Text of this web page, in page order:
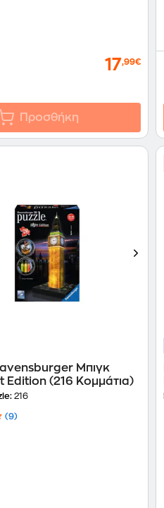
17,99€
Προσθήκη
Μπιγκ
Edition (216 Κομμάτια)
216
(9)